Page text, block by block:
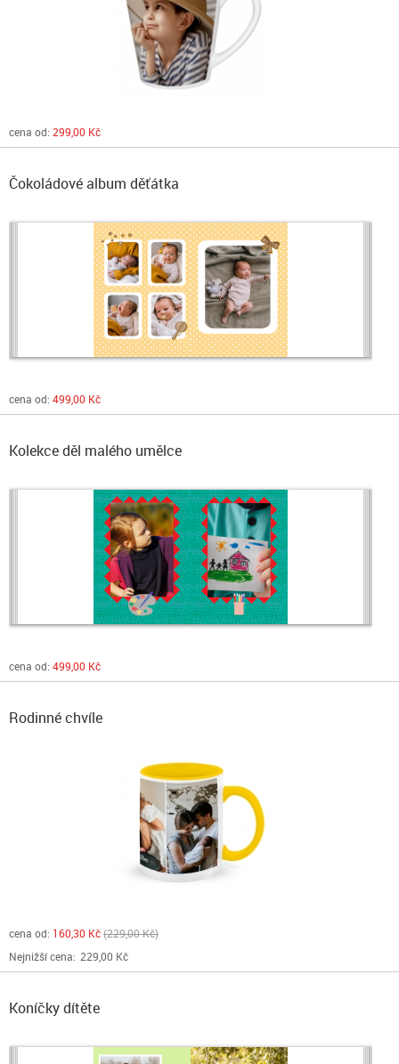
cena od: 299,00 Kč
Čokoládové album děťátka
cena od: 499,00 Kč
Kolekce děl malého umělce
cena od: 499,00 Kč
Rodinné chvíle
cena od: 160,30 Kč 229,00 Kč
Nejnižší cena: 229,00 Kč
Koníčky dítěte